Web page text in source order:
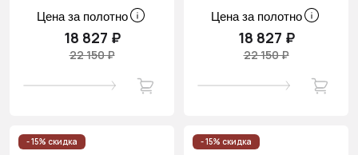
Цена за полотно
18 827 ₽
22 150 ₽
Цена за полотно
18 827 ₽
22 150 ₽
- 15% скидка - 15% скидка